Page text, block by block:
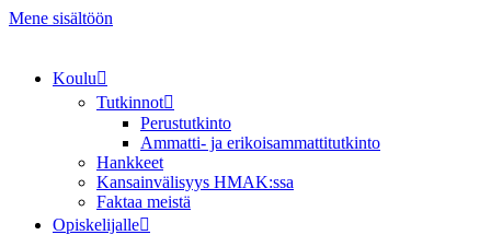
Mene sisältöön
Koulu
Tutkinnot
Perustutkinto
Ammatti- ja erikoisammattitutkinto
Hankkeet
Kansainvälisyys HMAK:ssa
Faktaa meistä
Opiskelijalle